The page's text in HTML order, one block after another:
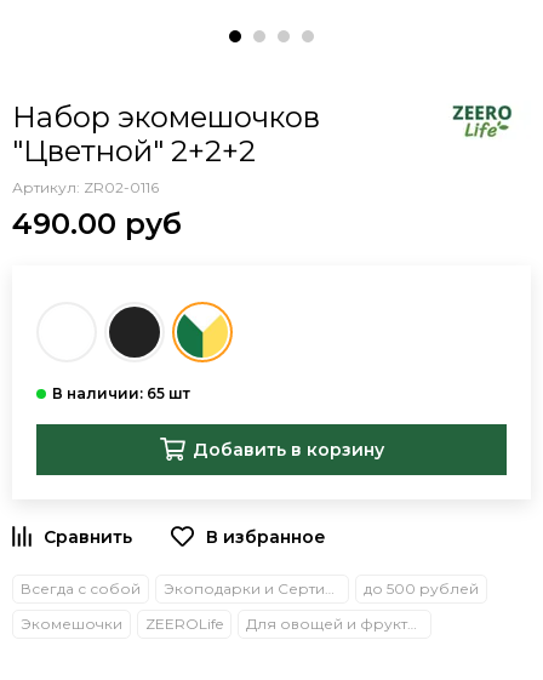
Набор экомешочков
"Цветной" 2+2+2
Артикул: ZR02-0116
490.00 руб
Добавить в корзину
В избранное
Всегда с собой
до 500 рублей
Экомешочки
ZEEROLife Для овощей и фруктов